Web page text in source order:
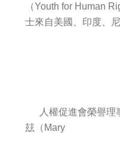
（Youth for Human
士來自美國、印度、
人權促進會榮譽理
玆（Mary